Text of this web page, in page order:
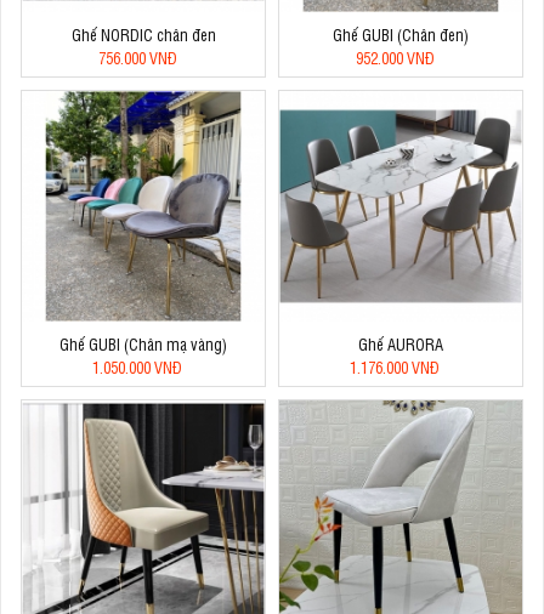
Ghế NORDIC chân đen
756.000 VNĐ
Ghế GUBI (Chân đen)
952.000 VNĐ
Ghế GUBI (Chân mạ vàng)
1.050.000 VNĐ
Ghế AURORA
1.176.000 VNĐ